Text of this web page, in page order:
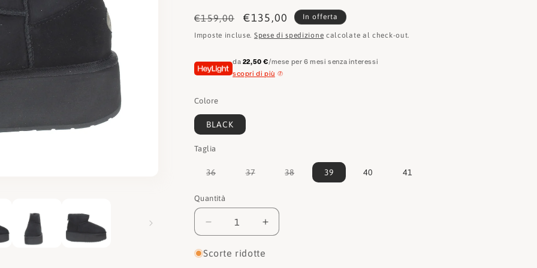
e
o
r
a
Prezzo
di
€159,00
Prezzo
scontato
€135,00 In offerta
Imposte incluse. Spese di spedizione calcolate al check-out.
da 22,50 €/mese per 6 mesi senza interessi
scopri di più
Colore
BLACK
Taglia
36Variante
non
37Variante
38Variante
esaurita
39 40 41
Quantità
Quantità
Diminuisci
quantità
per
Aumenta
quantità
per
Scorte ridotte